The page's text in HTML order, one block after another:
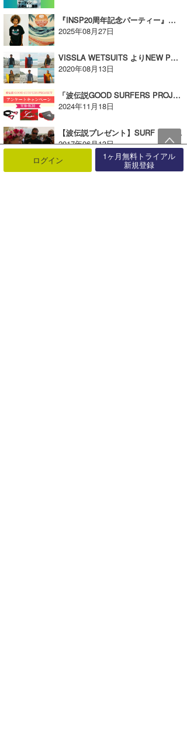
『INSP20周年記念パーティー』限定アパレルを発表！【AD】
2025年08月27日
VISSLA WETSUITS よりNEW PVがリリース！【AD】
2020年08月13日
「波伝説GOOD SURFERS PROJECT」アンケートキャンペーンを実施！11/30まで！
2024年11月18日
【波伝説プレゼント】SURF FILM DAY2017が開催！【広告】
2017年06月13日
ログイン 1ヶ月無料トライアル
新規登録